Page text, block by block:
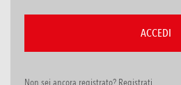
Non sei ancora registrato? Registrati